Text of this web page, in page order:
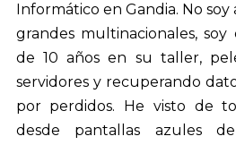
Informático en Gandia. No
grandes multinacionales,
de 10 años en su taller,
servidores y recuperando
por perdidos. He visto de
desde pantallas azules